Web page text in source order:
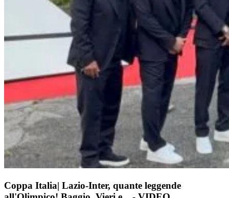
Coppa Italia| Lazio-Inter, quante leggende